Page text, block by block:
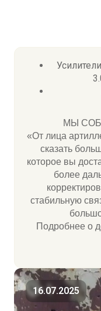
МЫ
«От лица
сказать
которое вы
более
стабильную
Подробнее о
16.07.2025